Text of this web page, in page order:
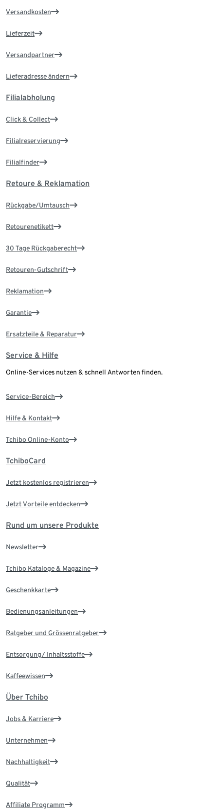
Versandkosten
Lieferzeit
Versandpartner
Lieferadresse ändern
Filialabholung
Click & Collect
Filialreservierung
Filialfinder
Retoure & Reklamation
Rückgabe/Umtausch
Retourenetikett
30 Tage Rückgaberecht
Retouren-Gutschrift
Reklamation
Garantie
Ersatzteile & Reparatur
Service & Hilfe
Online-Services nutzen & schnell Antworten finden.
Service-Bereich
Hilfe & Kontakt
Tchibo Online-Konto
TchiboCard
Jetzt kostenlos registrieren
Jetzt Vorteile entdecken
Rund um unsere Produkte
Newsletter
Tchibo Kataloge & Magazine
Geschenkkarte
Bedienungsanleitungen
Ratgeber und Grössenratgeber
Entsorgung/ Inhaltsstoffe
Kaffeewissen
Über Tchibo
Jobs & Karriere
Unternehmen
Nachhaltigkeit
Qualität
Affiliate Programm